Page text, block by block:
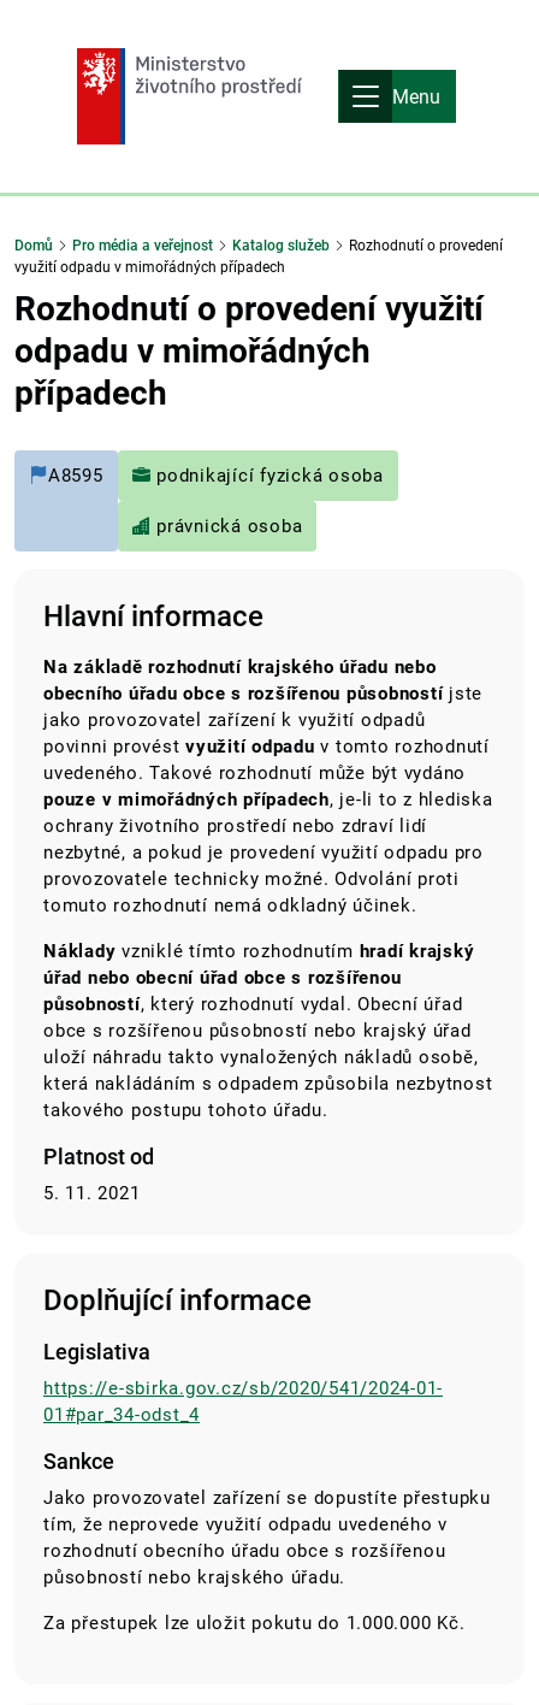
Menu
Domů Pro média a veřejnost Katalog služeb
Rozhodnutí o provedení
využití odpadu v mimořádných případech
Rozhodnutí o provedení využití
odpadu v mimořádných
případech
A8595 podnikající fyzická osoba
právnická osoba
Hlavní informace
Na základě rozhodnutí krajského úřadu nebo
obecního úřadu obce s rozšířenou působností jste
jako provozovatel zařízení k využití odpadů
povinni provést využití odpadu v tomto rozhodnutí
uvedeného. Takové rozhodnutí může být vydáno
pouze v mimořádných případech, je-li to z hlediska
ochrany životního prostředí nebo zdraví lidí
nezbytné, a pokud je provedení využití odpadu pro
provozovatele technicky možné. Odvolání proti
tomuto rozhodnutí nemá odkladný účinek.
Náklady vzniklé tímto rozhodnutím hradí krajský
úřad nebo obecní úřad obce s rozšířenou
působností, který rozhodnutí vydal. Obecní úřad
obce s rozšířenou působností nebo krajský úřad
uloží náhradu takto vynaložených nákladů osobě,
která nakládáním s odpadem způsobila nezbytnost
takového postupu tohoto úřadu.
Platnost od
5. 11. 2021
Doplňující informace
Legislativa
https://e-sbirka.gov.cz/sb/2020/541/2024-01-
01#par_34-odst_4
Sankce
Jako provozovatel zařízení se dopustíte přestupku
tím, že neprovede využití odpadu uvedeného v
rozhodnutí obecního úřadu obce s rozšířenou
působností nebo krajského úřadu.
Za přestupek lze uložit pokutu do 1.000.000 Kč.